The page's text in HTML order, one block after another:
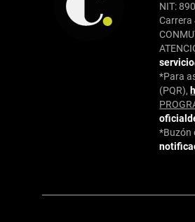
NIT:
Carrera
*Para
(PQR),
*Buzón